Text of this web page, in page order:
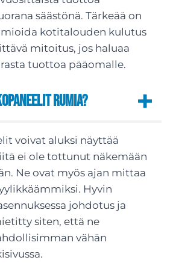
säästönä. Tärkeää on
kotitalouden kulutus
mitoitus, jos haluaa
tuottoa pääomalle.
rumia?
voivat aluksi näyttää
ei ole tottunut näkemään
Ne ovat myös ajan mittaa
Hyvin
johdotus ja
siten, että ne
vähän